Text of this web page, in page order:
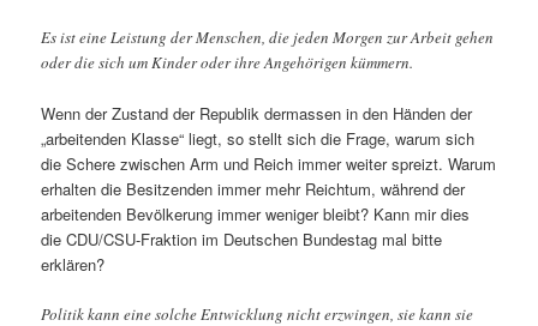
Es ist eine Leistung der Menschen, die jeden Morgen zur Arbeit gehen
oder die sich um Kinder oder ihre Angehörigen kümmern.
Wenn der Zustand der Republik dermassen in den Händen der
„arbeitenden Klasse“ liegt, so stellt sich die Frage, warum sich
die Schere zwischen Arm und Reich immer weiter spreizt. Warum
erhalten die Besitzenden immer mehr Reichtum, während der
arbeitenden Bevölkerung immer weniger bleibt? Kann mir dies
die CDU/CSU-Fraktion im Deutschen Bundestag mal bitte
erklären?
Politik kann eine solche Entwicklung nicht erzwingen, sie kann sie